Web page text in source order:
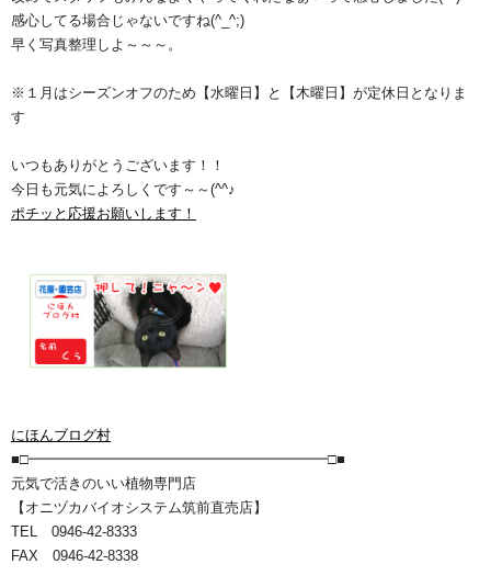
感心してる場合じゃないですね(^_^;)
早く写真整理しよ～～～。
※１月はシーズンオフのため【水曜日】と【木曜日】が定休日となりま
す
いつもありがとうございます！！
今日も元気によろしくです～～(^^♪
ポチッと応援お願いします！
にほんブログ村
■□━━━━━━━━━━━━━━━━━━━━━□■
元気で活きのいい植物専門店
【オニヅカバイオシステム筑前直売店】
TEL 0946-42-8333
FAX 0946-42-8338